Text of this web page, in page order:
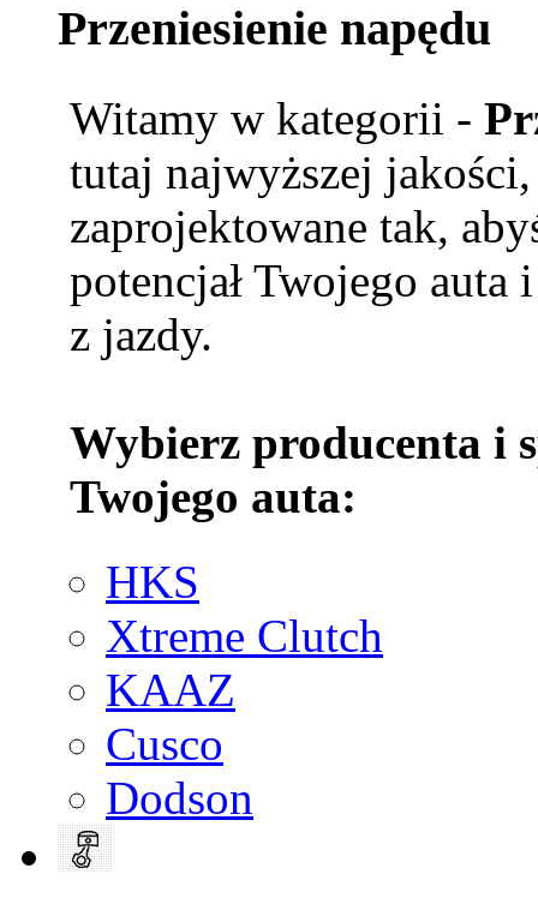
Przeniesienie napędu
Witamy w kategorii -
tutaj najwyższej
zaprojektowane tak,
potencjał Twojego auta
z jazdy.
Wybierz producenta i
Twojego auta:
HKS
Xtreme Clutch
KAAZ
Cusco
Dodson